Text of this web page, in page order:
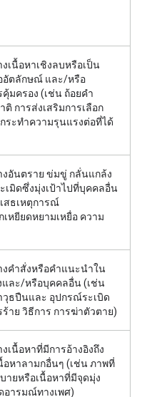
เนื้อหาเชิงลบหรือเป็น
อัตลักษณ์ และ/หรือ
มครอง (เช่น ถ้อยคำ
การส่งเสริมการเลือก
ระทำความรุนแรงต่อที่ได้
อันตราย ข่มขู่ กลั่นแกล้ง
เมิดซึ่งมุ่งเป้าไปที่บุคคลอื่น
สธเหตุการณ์
หยียดหยามเหยื่อ ความ
คำสั่งหรือคำแนะนำใน
และ/หรือบุคคลอื่น (เช่น
วุธปืนและ อุปกรณ์ระเบิด
ร้าย วิธีการ การฆ่าตัวตาย)
เนื้อหาที่มีการอ้างอิงถึง
อหาลามกอื่นๆ (เช่น ภาพที่
ายหรือเนื้อหาที่มีจุดมุ่ง
อารมณ์ทางเพศ)